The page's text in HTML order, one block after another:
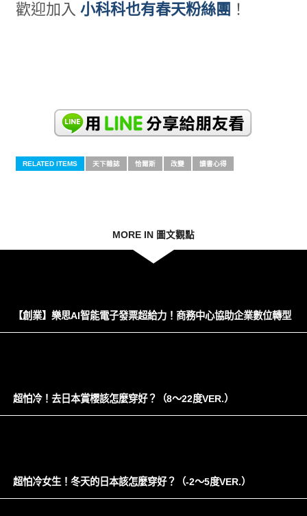
歡迎加入 小科科也有春天粉絲團 ！
RELATED ITEMS 天下雜誌 恰爾斯 改變 讀書心得
MORE IN 圖文觀點
【創業】樂思AI智能電子發票超給力！商務中心協助企業數位轉型
超怕冷！去日本賞櫻該怎麼穿好？（8～22度VER.）
超怕冷女生！冬天的日本該怎麼穿好？（-2～5度VER.）